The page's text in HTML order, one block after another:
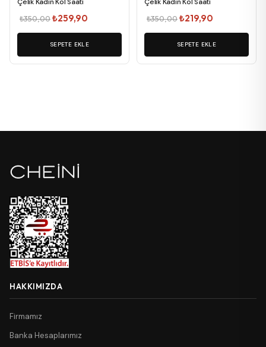
Çelik Kadın Kol Saati
₺350,00Orijinal
fiyat:
₺350,00.
₺259,90
andaki
fiyat:
SEPETE EKLE
Çelik Kadın Kol Saati
₺350,00Orijinal
fiyat:
₺350,00.
₺219,90
andaki
fiyat:
SEPETE EKLE
HAKKIMIZDA
Firmamız
Banka Hesaplarımız